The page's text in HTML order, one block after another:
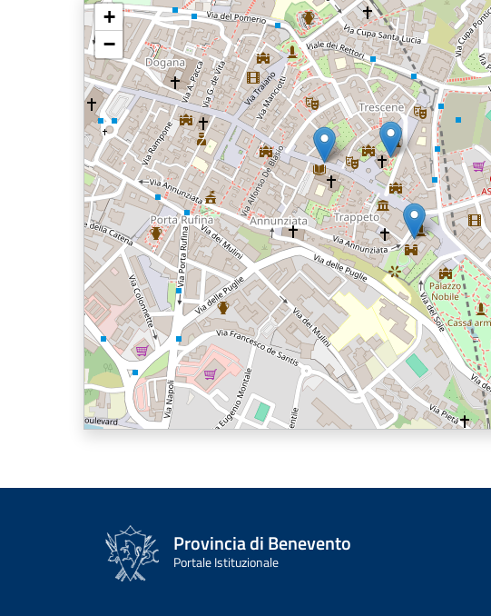
+
−
Provincia di Benevento
Portale Istituzionale